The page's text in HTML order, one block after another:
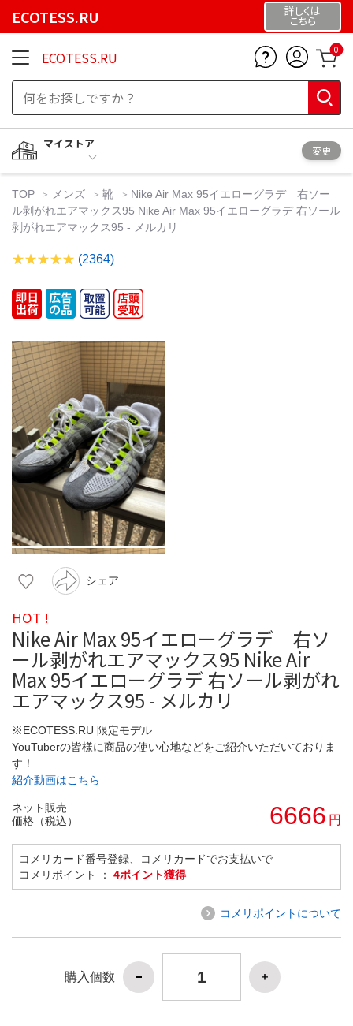
ECOTESS.RU 詳しくは
こちら
ECOTESS.RU 0
マイストア
変更
TOP メンズ 靴
Nike Air Max 95イエローグラデ 右ソー
ル剥がれエアマックス95 Nike Air Max 95イエローグラデ 右ソール
剥がれエアマックス95 - メルカリ
(2364)
シェア
HOT !
Nike Air Max 95イエローグラデ 右ソ
ール剥がれエアマックス95 Nike Air
Max 95イエローグラデ 右ソール剥がれ
エアマックス95 - メルカリ
※ECOTESS.RU 限定モデル
YouTuberの皆様に商品の使い心地などをご紹介いただいておりま
す！
紹介動画はこちら
ネット販売
価格（税込）
6666 円
コメリカード番号登録、コメリカードでお支払いで
コメリポイント ： 4ポイント獲得
コメリポイントについて
購入個数